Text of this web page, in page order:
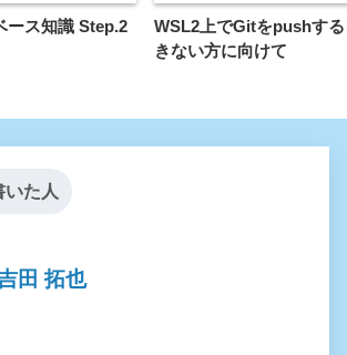
ース知識 Step.2
WSL2上でGitをpushす
きない方に向けて
いた人
田 拓也